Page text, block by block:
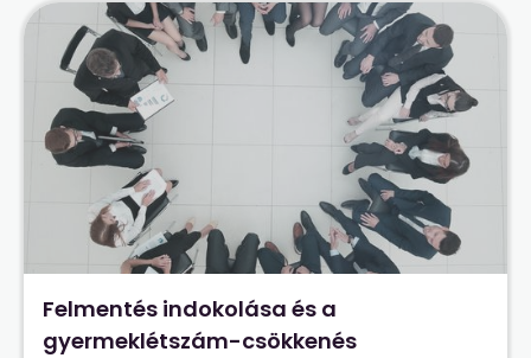
Felmentés indokolása és a
gyermeklétszám-csökkenés